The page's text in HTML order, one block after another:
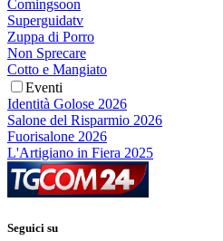
Comingsoon
Superguidatv
Zuppa di Porro
Non Sprecare
Cotto e Mangiato
Eventi
Identità Golose 2026
Salone del Risparmio 2026
Fuorisalone 2026
L'Artigiano in Fiera 2025
Seguici su